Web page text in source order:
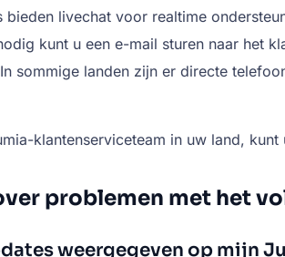
bieden livechat voor realtime
kunt u een e-mail sturen naar het
sommige landen zijn er directe
klantenserviceteam in uw land,
problemen met het
weergegeven op mijn